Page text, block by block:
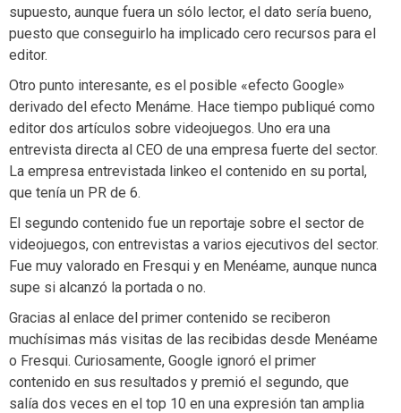
supuesto, aunque fuera un sólo lector, el dato sería bueno,
puesto que conseguirlo ha implicado cero recursos para el
editor.
Otro punto interesante, es el posible «efecto Google»
derivado del efecto Menáme. Hace tiempo publiqué como
editor dos artículos sobre videojuegos. Uno era una
entrevista directa al CEO de una empresa fuerte del sector.
La empresa entrevistada linkeo el contenido en su portal,
que tenía un PR de 6.
El segundo contenido fue un reportaje sobre el sector de
videojuegos, con entrevistas a varios ejecutivos del sector.
Fue muy valorado en Fresqui y en Menéame, aunque nunca
supe si alcanzó la portada o no.
Gracias al enlace del primer contenido se reciberon
muchísimas más visitas de las recibidas desde Menéame
o Fresqui. Curiosamente, Google ignoró el primer
contenido en sus resultados y premió el segundo, que
salía dos veces en el top 10 en una expresión tan amplia